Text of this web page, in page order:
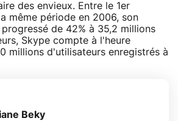
des envieux. Entre le 1er
même période en 2006, son
de 42% à 35,2 millions
Skype compte à l'heure
millions d'utilisateurs enregistrés à
Beky